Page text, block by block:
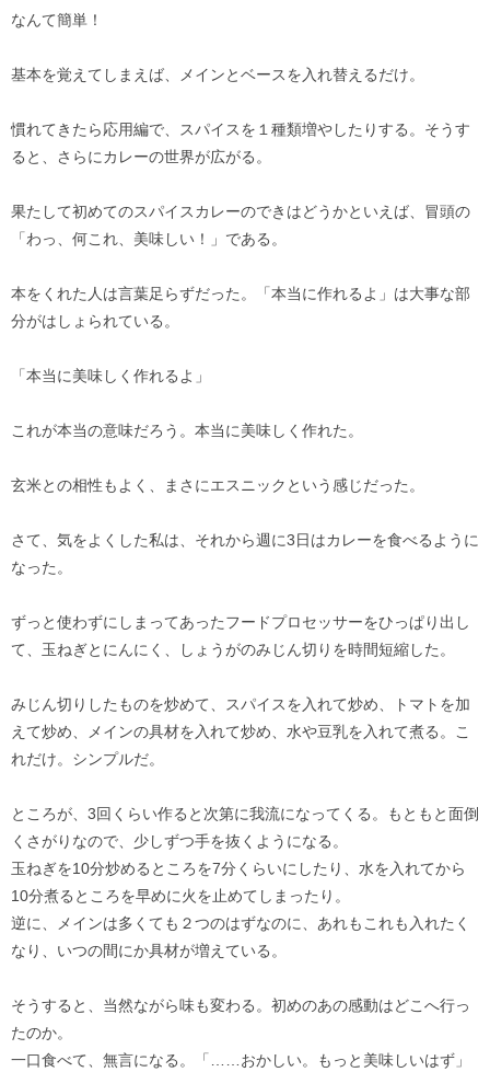
なんて簡単！
基本を覚えてしまえば、メインとベースを入れ替えるだけ。
慣れてきたら応用編で、スパイスを１種類増やしたりする。そうす
ると、さらにカレーの世界が広がる。
果たして初めてのスパイスカレーのできはどうかといえば、冒頭の
「わっ、何これ、美味しい！」である。
本をくれた人は言葉足らずだった。「本当に作れるよ」は大事な部
分がはしょられている。
「本当に美味しく作れるよ」
これが本当の意味だろう。本当に美味しく作れた。
玄米との相性もよく、まさにエスニックという感じだった。
さて、気をよくした私は、それから週に3日はカレーを食べるように
なった。
ずっと使わずにしまってあったフードプロセッサーをひっぱり出し
て、玉ねぎとにんにく、しょうがのみじん切りを時間短縮した。
みじん切りしたものを炒めて、スパイスを入れて炒め、トマトを加
えて炒め、メインの具材を入れて炒め、水や豆乳を入れて煮る。こ
れだけ。シンプルだ。
ところが、3回くらい作ると次第に我流になってくる。もともと面倒
くさがりなので、少しずつ手を抜くようになる。
玉ねぎを10分炒めるところを7分くらいにしたり、水を入れてから
10分煮るところを早めに火を止めてしまったり。
逆に、メインは多くても２つのはずなのに、あれもこれも入れたく
なり、いつの間にか具材が増えている。
そうすると、当然ながら味も変わる。初めのあの感動はどこへ行っ
たのか。
一口食べて、無言になる。「……おかしい。もっと美味しいはず」